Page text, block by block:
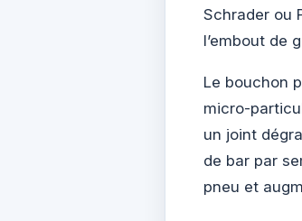
Schrader ou
l’embout de
Le bouchon
micro-
un joint
de bar par
pneu et